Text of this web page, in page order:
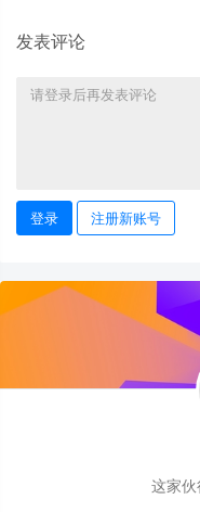
发表评论
登录 注册新账号
这家伙